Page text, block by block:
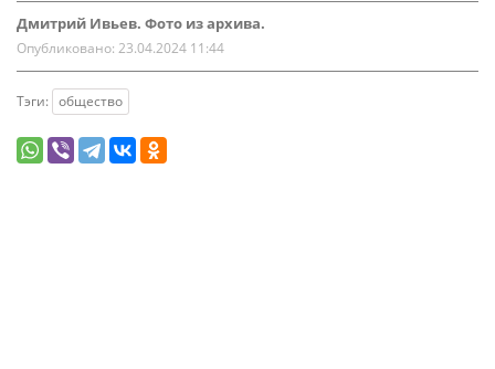
Дмитрий Ивьев. Фото из архива.
Опубликовано: 23.04.2024 11:44
Тэги: общество